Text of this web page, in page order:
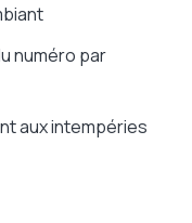
numéro par
aux intempéries